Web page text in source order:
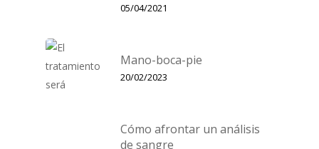
05/04/2021
Mano-boca-pie
20/02/2023
Cómo afrontar un análisis
de sangre